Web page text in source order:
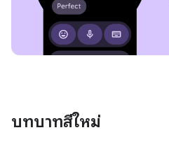
บทบาทสีใหม่